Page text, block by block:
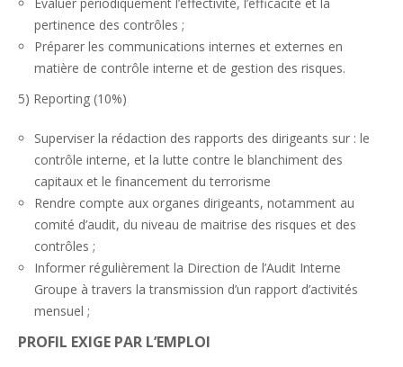
pertinence des contrôles ;
Préparer les communications internes et externes en
matière de contrôle interne et de gestion des risques.
5) Reporting (10%)
Superviser la rédaction des rapports des dirigeants sur : le
contrôle interne, et la lutte contre le blanchiment des
capitaux et le financement du terrorisme
Rendre compte aux organes dirigeants, notamment au
comité d’audit, du niveau de maitrise des risques et des
contrôles ;
Informer régulièrement la Direction de l’Audit Interne
Groupe à travers la transmission d’un rapport d’activités
mensuel ;
PROFIL EXIGE PAR L’EMPLOI